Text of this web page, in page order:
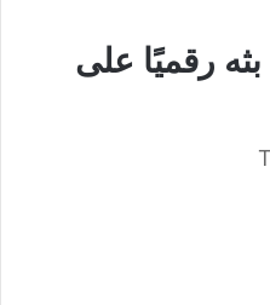
رقميًا على